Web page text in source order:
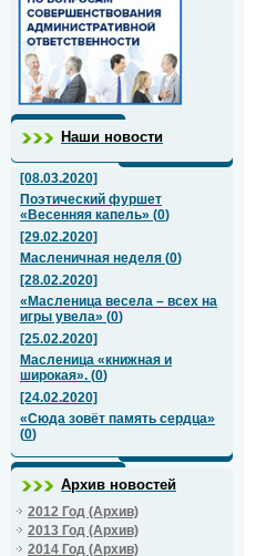
Наши новости
[08.03.2020]
Поэтический фуршет
«Весенняя капель» (0)
[29.02.2020]
Масленичная неделя (0)
[28.02.2020]
«Масленица весела – всех на
игры увела» (0)
[25.02.2020]
Масленица «книжная и
широкая». (0)
[24.02.2020]
«Сюда зовёт память сердца»
(0)
Архив новостей
2012 Год (Архив)
2013 Год (Архив)
2014 Год (Архив)